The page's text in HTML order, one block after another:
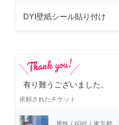
DYI壁紙シール貼り付け
有り難うございました。
依頼されたチケット